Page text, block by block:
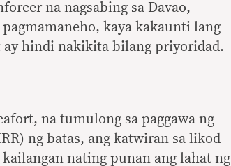
na nagsabing sa Davao,
kaya kakaunti lang
ay hindi nakikita bilang priyoridad.
na tumulong sa paggawa ng
ng batas, ang katwiran sa likod
nating punan ang lahat ng